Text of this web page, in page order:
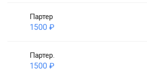
Партер
1500 ₽
Партер.
1500 ₽